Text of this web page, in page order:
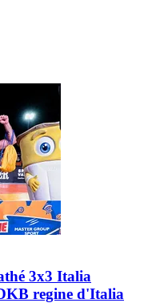
3x3 Italia
regine d'Italia